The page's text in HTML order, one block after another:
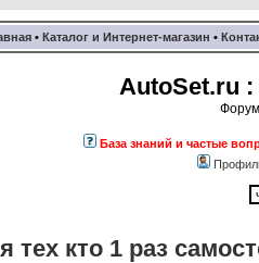
• Каталог и Интернет-магазин •
AutoSet.ru
База знаний и частые
кто 1 раз